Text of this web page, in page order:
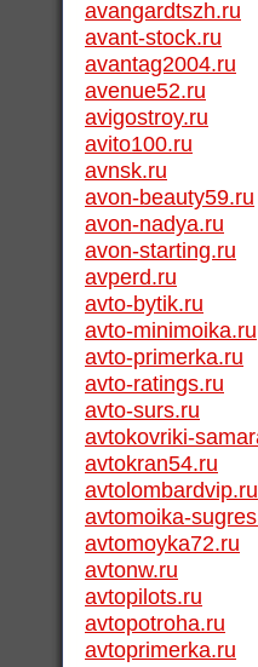
avangardtszh.ru
avant-stock.ru
avantag2004.ru
avenue52.ru
avigostroy.ru
avito100.ru
avnsk.ru
avon-beauty59.ru
avon-nadya.ru
avon-starting.ru
avperd.ru
avto-bytik.ru
avto-minimoika.ru
avto-primerka.ru
avto-ratings.ru
avto-surs.ru
avtokovriki-
avtokran54.ru
avtolombardvip.ru
avtomoika-
avtomoyka72.ru
avtonw.ru
avtopilots.ru
avtopotroha.ru
avtoprimerka.ru